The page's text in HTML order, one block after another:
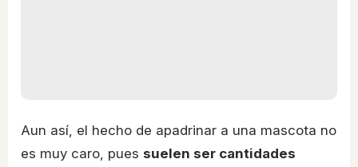
Aun así, el hecho de apadrinar a una mascota no
es muy caro, pues suelen ser cantidades